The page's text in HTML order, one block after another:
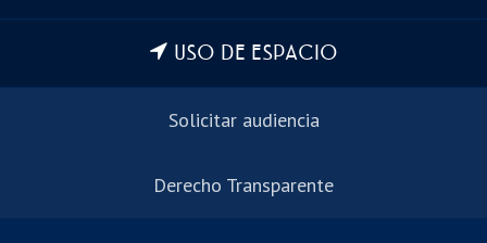
USO DE ESPACIO
Solicitar audiencia
Derecho Transparente